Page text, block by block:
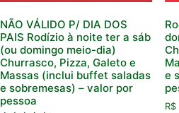
NÃO VÁLIDO P/ DIA DOS
PAIS Rodízio à noite ter a sáb
(ou domingo meio-dia)
Churrasco, Pizza, Galeto e
Massas (inclui buffet saladas
e sobremesas) – valor por
pessoa
e
R$